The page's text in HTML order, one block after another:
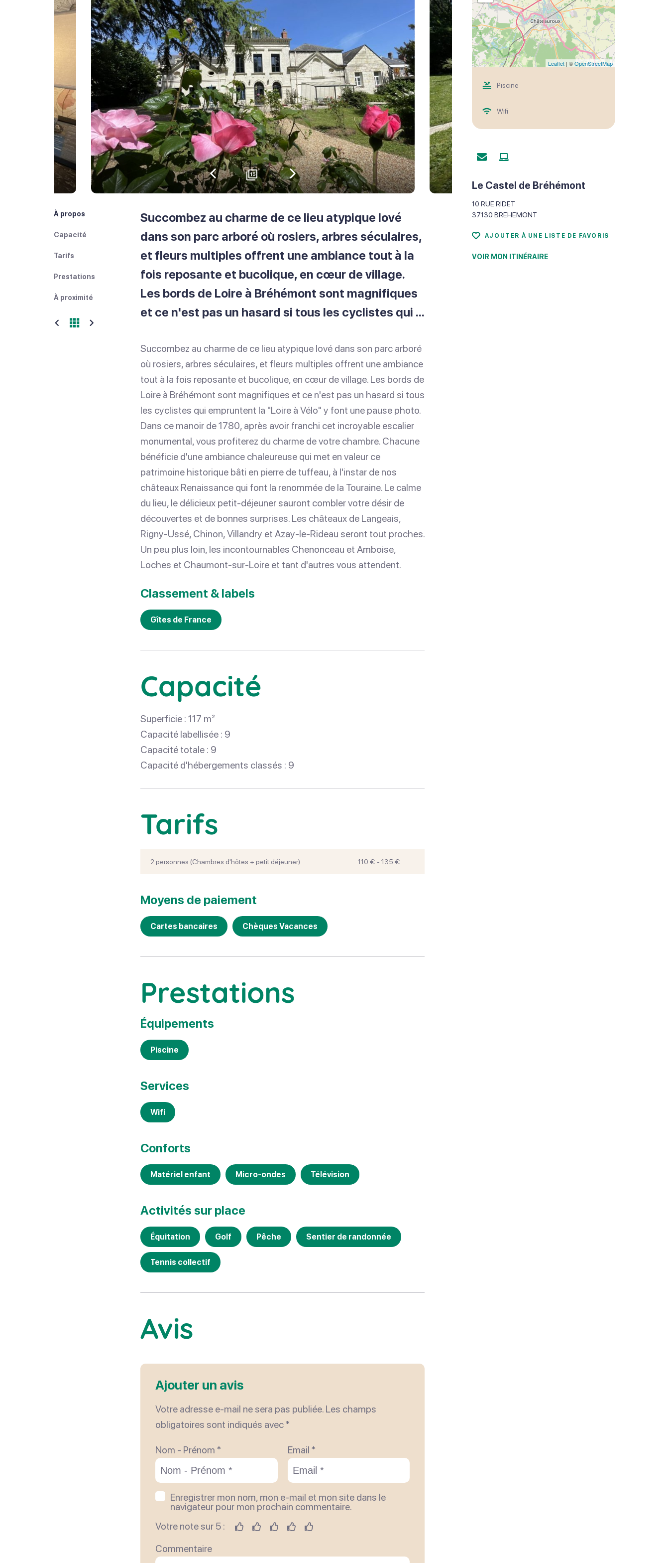
Suivant
Précédent
15
À propos
Capacité
Tarifs
Prestations
À proximité
Succombez au charme de ce lieu atypique lové
dans son parc arboré où rosiers, arbres séculaires,
et fleurs multiples offrent une ambiance tout à la
fois reposante et bucolique, en cœur de village.
Les bords de Loire à Bréhémont sont magnifiques
et ce n'est pas un hasard si tous les cyclistes qui ...
Succombez au charme de ce lieu atypique lové dans son parc arboré
où rosiers, arbres séculaires, et fleurs multiples offrent une ambiance
tout à la fois reposante et bucolique, en cœur de village. Les bords de
Loire à Bréhémont sont magnifiques et ce n'est pas un hasard si tous
les cyclistes qui empruntent la "Loire à Vélo" y font une pause photo.
Dans ce manoir de 1780, après avoir franchi cet incroyable escalier
monumental, vous profiterez du charme de votre chambre. Chacune
bénéficie d'une ambiance chaleureuse qui met en valeur ce
patrimoine historique bâti en pierre de tuffeau, à l'instar de nos
châteaux Renaissance qui font la renommée de la Touraine. Le calme
du lieu, le délicieux petit-déjeuner sauront combler votre désir de
découvertes et de bonnes surprises. Les châteaux de Langeais,
Rigny-Ussé, Chinon, Villandry et Azay-le-Rideau seront tout proches.
Un peu plus loin, les incontournables Chenonceau et Amboise,
Loches et Chaumont-sur-Loire et tant d'autres vous attendent.
Classement & labels
Gîtes de France
Capacité
Superficie : 117 m²
Capacité labellisée : 9
Capacité totale : 9
Capacité d'hébergements classés : 9
Tarifs
2 personnes (Chambres d'hôtes + petit déjeuner) 110 € - 135 €
Moyens de paiement
Cartes bancaires Chèques Vacances
Prestations
Équipements
Piscine
Services
Wifi
Conforts
Matériel enfant Micro-ondes Télévision
Activités sur place
Équitation Golf Pêche Sentier de randonnée
Tennis collectif
Avis
Ajouter un avis
Votre adresse e-mail ne sera pas publiée.Les champs
obligatoires sont indiqués avec*
Nom - Prénom * Email *
Enregistrer mon nom, mon e-mail et mon site dans le
navigateur pour mon prochain commentaire.
Votre note sur 5 :
Commentaire
Leaflet | ©OpenStreetMap
Piscine
Wifi
Le Castel de Bréhémont
10 RUE RIDET
37130 BREHEMONT
AJOUTER À UNE LISTE DE FAVORIS
VOIR MON ITINÉRAIRE